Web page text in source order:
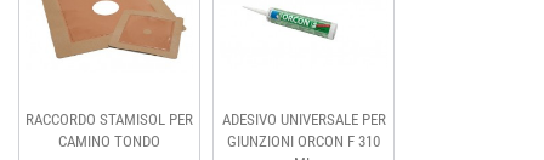
RACCORDO STAMISOL PER
CAMINO TONDO
ADESIVO UNIVERSALE PER
GIUNZIONI ORCON F 310